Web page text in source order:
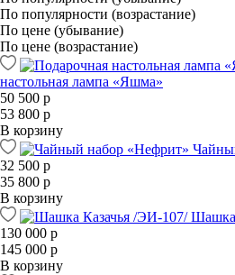
По популярности (возрастание)
По цене (убывание)
По цене (возрастание)
настольная лампа «Яшма»
50 500 р
53 800 р
В корзину
32 500 р
35 800 р
В корзину
Шашка
130 000 р
145 000 р
В корзину